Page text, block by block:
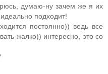
думаю-ну зачем же я их
подходит!
постоянно)) ведь все
жалко)) интересно, это со